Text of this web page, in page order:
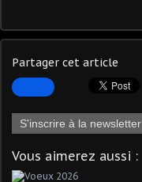
Partager cet article
S'inscrire à la newsletter
Vous aimerez aussi :